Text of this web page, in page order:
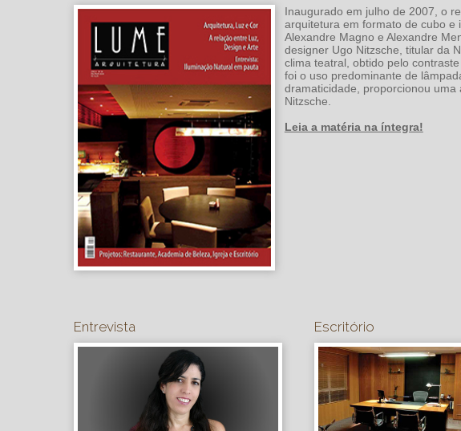
Inaugurado em julho de 2007, o
arquitetura em formato de cubo e
Alexandre Magno e Alexandre
designer Ugo Nitzsche, titular da
clima teatral, obtido pelo
foi o uso predominante de
dramaticidade, proporcionou uma
Nitzsche.
Leia a matéria na íntegra!
Entrevista Escritório